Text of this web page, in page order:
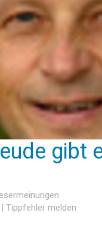
gibt
| Tippfehler melden